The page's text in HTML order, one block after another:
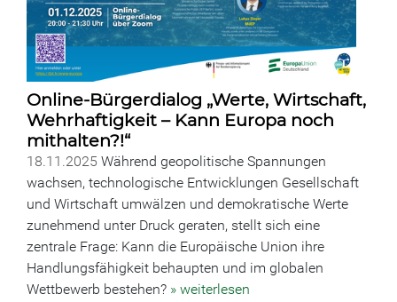
Online-Bürgerdialog „Werte, Wirtschaft,
Wehrhaftigkeit – Kann Europa noch
mithalten?!“
18.11.2025 Während geopolitische Spannungen
wachsen, technologische Entwicklungen Gesellschaft
und Wirtschaft umwälzen und demokratische Werte
zunehmend unter Druck geraten, stellt sich eine
zentrale Frage: Kann die Europäische Union ihre
Handlungsfähigkeit behaupten und im globalen
Wettbewerb bestehen? » weiterlesen